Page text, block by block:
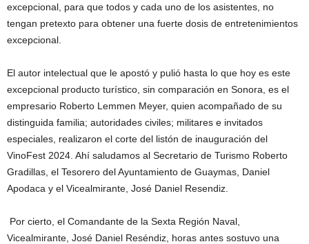
excepcional, para que todos y cada uno de los asistentes, no
tengan pretexto para obtener una fuerte dosis de entretenimientos
excepcional.
El autor intelectual que le apostó y pulió hasta lo que hoy es este
excepcional producto turístico, sin comparación en Sonora, es el
empresario Roberto Lemmen Meyer, quien acompañado de su
distinguida familia; autoridades civiles; militares e invitados
especiales, realizaron el corte del listón de inauguración del
VinoFest 2024. Ahí saludamos al Secretario de Turismo Roberto
Gradillas, el Tesorero del Ayuntamiento de Guaymas, Daniel
Apodaca y el Vicealmirante, José Daniel Resendiz.
Por cierto, el Comandante de la Sexta Región Naval,
Vicealmirante, José Daniel Reséndiz, horas antes sostuvo una